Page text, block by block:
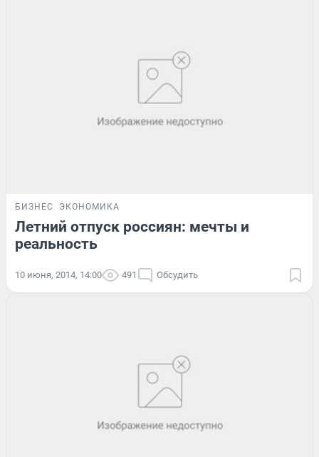
БИЗНЕС ЭКОНОМИКА
Летний отпуск россиян: мечты и
реальность
10 июня, 2014, 14:00 491 Обсудить